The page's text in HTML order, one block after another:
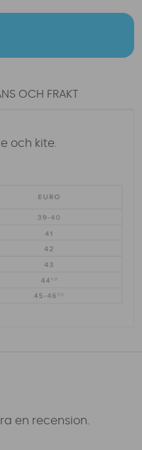
och kite.
OCH FRAKT
en recension.